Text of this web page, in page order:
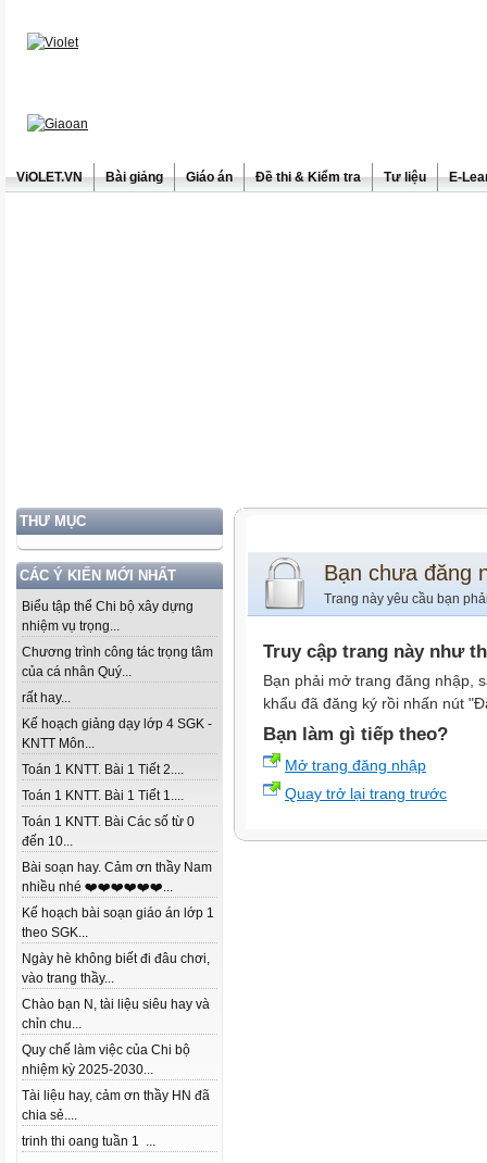
ViOLET.VN Bài giảng Giáo án Đề thi & Kiểm tra Tư liệu E-
THƯ MỤC
CÁC Ý KIẾN MỚI NHẤT
Biểu tập thể Chi bộ xây dựng
nhiệm vụ trọng...
Chương trình công tác trọng tâm
của cá nhân Quý...
rất hay...
Kế hoạch giảng dạy lớp 4 SGK -
KNTT Môn...
Toán 1 KNTT. Bài 1 Tiết 2....
Toán 1 KNTT. Bài 1 Tiết 1....
Toán 1 KNTT. Bài Các số từ 0
đến 10...
Bài soạn hay. Cảm ơn thầy Nam
nhiều nhé ❤️❤️❤️❤️❤️❤️...
Kế hoạch bài soạn giáo án lớp 1
theo SGK...
Ngày hè không biết đi đâu chơi,
vào trang thầy...
Chào bạn N, tài liệu siêu hay và
chỉn chu...
Quy chế làm việc của Chi bộ
nhiệm kỳ 2025-2030...
Tài liệu hay, cảm ơn thầy HN đã
chia sẻ....
trinh thi oang tuần 1 ...
Bạn chưa đăng
Trang này yêu cầu bạn
Truy cập trang này như
Bạn phải mở trang đăng nhập,
khẩu đã đăng ký rồi nhấn nút
Bạn làm gì tiếp theo?
Mở trang đăng nhập
Quay trở lại trang trước